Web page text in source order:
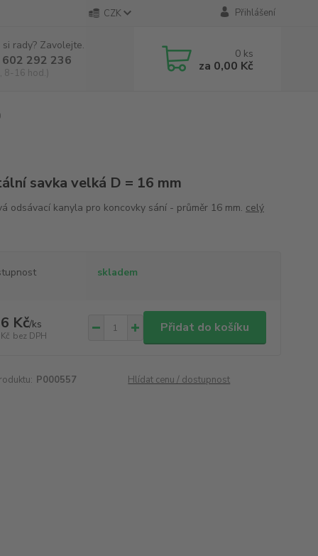
CZK Přihlášení
rady? Zavolejte.
292 236
8-16 hod.)
0 ks
za 0,00 Kč
savka velká D = 16 mm
odsávací kanyla pro koncovky sání - průměr 16 mm. celý
skladem
Kč/ks
bez DPH
Přidat do košíku
P000557 Hlídat cenu / dostupnost